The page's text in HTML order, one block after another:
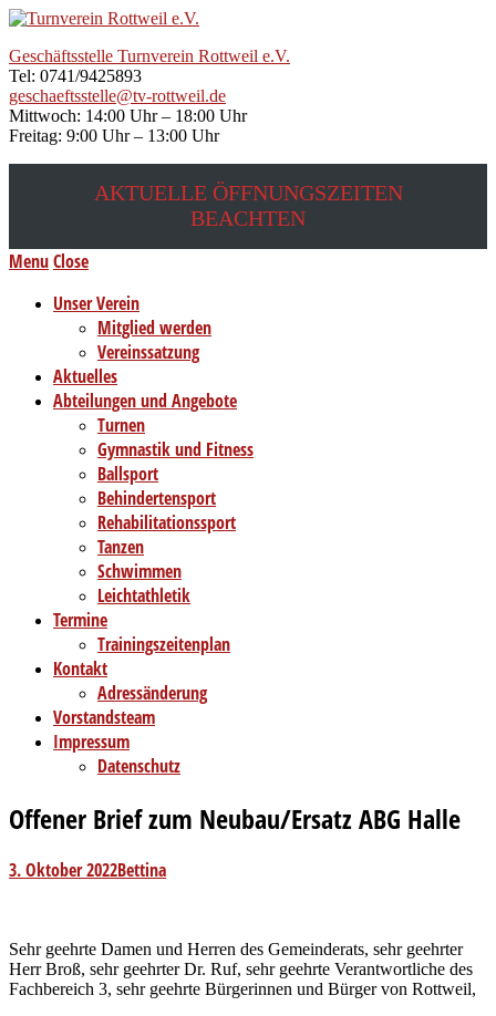
Geschäftsstelle Turnverein Rottweil e.V.
Tel: 0741/9425893
geschaeftsstelle@tv-rottweil.de
Mittwoch: 14:00 Uhr – 18:00 Uhr
Freitag: 9:00 Uhr – 13:00 Uhr
AKTUELLE ÖFFNUNGSZEITEN
BEACHTEN
MenuClose
Unser Verein
Mitglied werden
Vereinssatzung
Aktuelles
Abteilungen und Angebote
Turnen
Gymnastik und Fitness
Ballsport
Behindertensport
Rehabilitationssport
Tanzen
Schwimmen
Leichtathletik
Termine
Trainingszeitenplan
Kontakt
Adressänderung
Vorstandsteam
Impressum
Datenschutz
Offener Brief zum Neubau/Ersatz ABG Halle
3. Oktober 2022Bettina
Sehr geehrte Damen und Herren des Gemeinderats, sehr geehrter
Herr Broß, sehr geehrter Dr. Ruf, sehr geehrte Verantwortliche des
Fachbereich 3, sehr geehrte Bürgerinnen und Bürger von Rottweil,